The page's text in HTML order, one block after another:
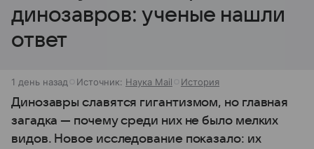
динозавров: ученые нашли
ответ
1 день назад Источник: Наука Mail История
Динозавры славятся гигантизмом, но главная
загадка — почему среди них не было мелких
видов. Новое исследование показало: их